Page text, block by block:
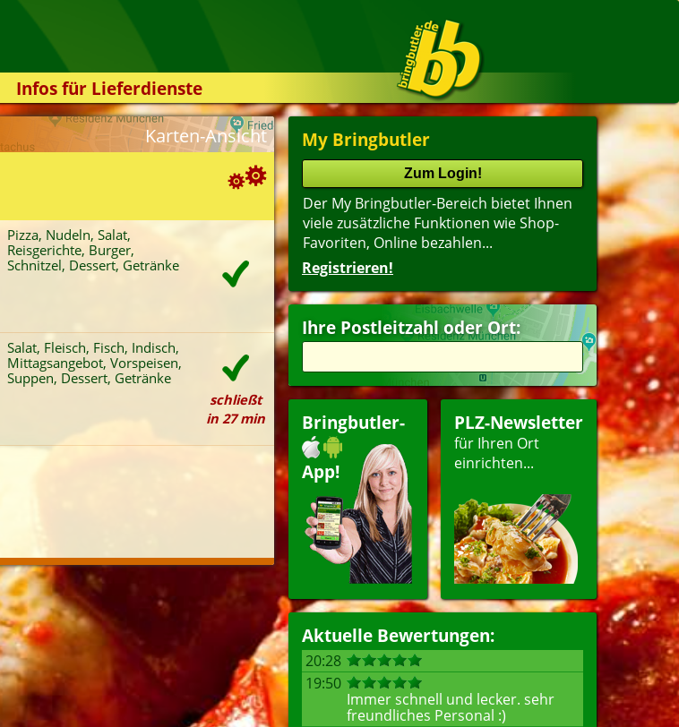
Infos für Lieferdienste
Kassensystem
Zuverlässigkeit
Das Bestellsystem
Der Bestellvorgang
Styles
Kontakt
My Bringbutler
Der My Bringbutler-Bereich bietet Ihnen
viele zusätzliche Funktionen wie Shop-
Favoriten, Online bezahlen...
Registrieren!
Ihre Postleitzahl oder Ort:
Bringbutler-
App!
PLZ-Newsletter
für Ihren Ort
einrichten...
Aktuelle Bewertungen:
20:28
19:50
Immer schnell und lecker. sehr
freundliches Personal :)
Suchoptionen
Mindestbestellwert
Name
Alter(ältester Shop zuerst)
Fleisch
Fisch
Indisch
Burger
Mittagsangebot
Vorspeisen
Suppen
Getränke
um : Uhr bestellen
Karten-Ansicht
Pizza, Nudeln, Salat,
Reisgerichte, Burger,
Schnitzel, Dessert, Getränke
Salat, Fleisch, Fisch, Indisch,
Mittagsangebot, Vorspeisen,
Suppen, Dessert, Getränke
schließt
in 27 min